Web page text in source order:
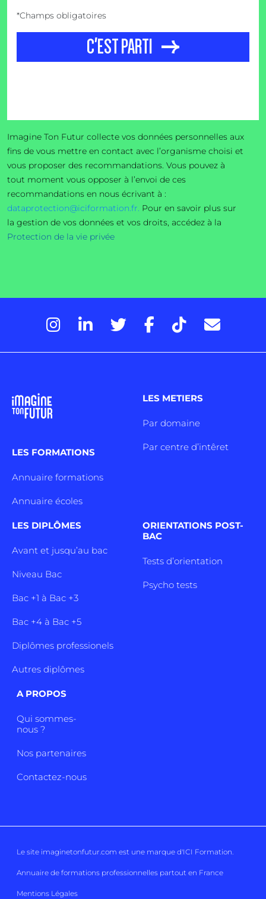
*Champs obligatoires
C'EST PARTI
Imagine Ton Futur collecte vos données personnelles aux
fins de vous mettre en contact avec l’organisme choisi et
vous proposer des recommandations. Vous pouvez à
tout moment vous opposer à l’envoi de ces
recommandations en nous écrivant à :
dataprotection@iciformation.fr. Pour en savoir plus sur
la gestion de vos données et vos droits, accédez à la
Protection de la vie privée
LES FORMATIONS
Annuaire formations
Annuaire écoles
LES METIERS
Par domaine
Par centre d’intêret
LES DIPLÔMES
Avant et jusqu’au bac
Niveau Bac
Bac +1 à Bac +3
Bac +4 à Bac +5
Diplômes professionels
Autres diplômes
ORIENTATIONS POST-
BAC
Tests d’orientation
Psycho tests
A PROPOS
Qui sommes-
nous ?
Nos partenaires
Contactez-nous
Le site imaginetonfutur.com est une marque d'ICI Formation
Annuaire de formations professionnelles partout en France
Mentions Légales